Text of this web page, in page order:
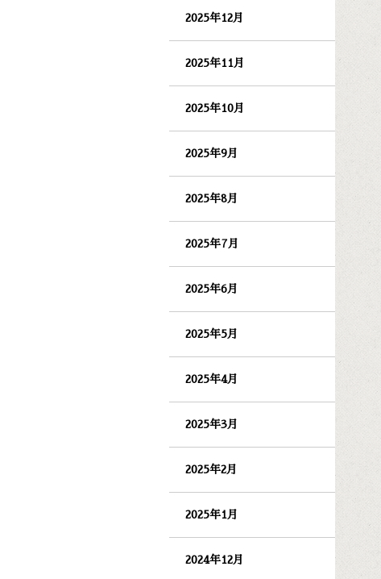
2025年12月
2025年11月
2025年10月
2025年9月
2025年8月
2025年7月
2025年6月
2025年5月
2025年4月
2025年3月
2025年2月
2025年1月
2024年12月